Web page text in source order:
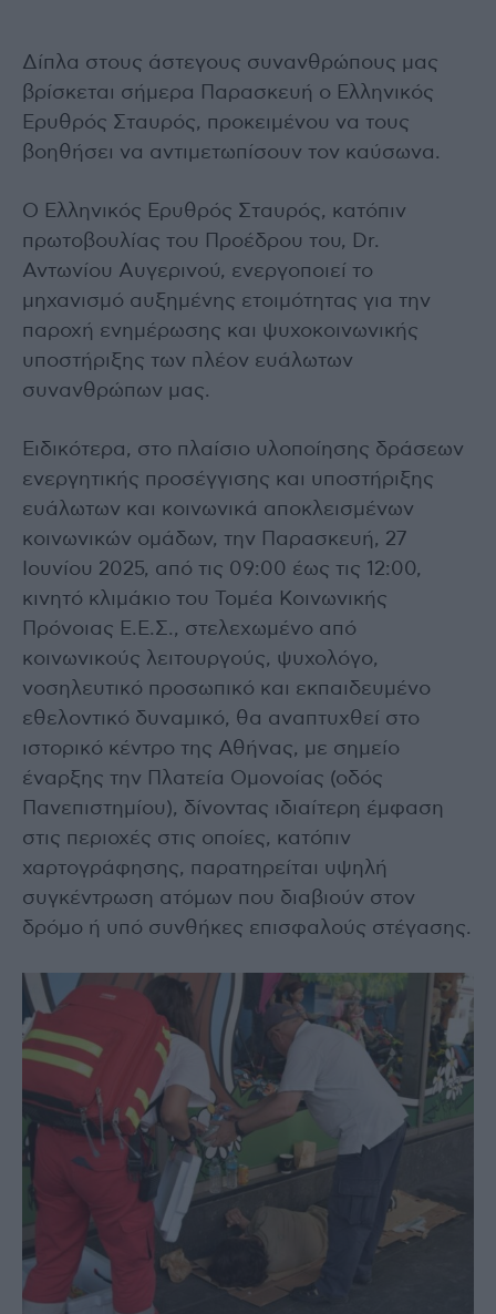
Δίπλα στους άστεγους συνανθρώπους μας
βρίσκεται σήμερα Παρασκευή ο Ελληνικός
Ερυθρός Σταυρός, προκειμένου να τους
βοηθήσει να αντιμετωπίσουν τον καύσωνα.
Ο Ελληνικός Ερυθρός Σταυρός, κατόπιν
πρωτοβουλίας του Προέδρου του, Dr.
Αντωνίου Αυγερινού, ενεργοποιεί το
μηχανισμό αυξημένης ετοιμότητας για την
παροχή ενημέρωσης και ψυχοκοινωνικής
υποστήριξης των πλέον ευάλωτων
συνανθρώπων μας.
Ειδικότερα, στο πλαίσιο υλοποίησης δράσεων
ενεργητικής προσέγγισης και υποστήριξης
ευάλωτων και κοινωνικά αποκλεισμένων
κοινωνικών ομάδων, την Παρασκευή, 27
Ιουνίου 2025, από τις 09:00 έως τις 12:00,
κινητό κλιμάκιο του Τομέα Κοινωνικής
Πρόνοιας Ε.Ε.Σ., στελεχωμένο από
κοινωνικούς λειτουργούς, ψυχολόγο,
νοσηλευτικό προσωπικό και εκπαιδευμένο
εθελοντικό δυναμικό, θα αναπτυχθεί στο
ιστορικό κέντρο της Αθήνας, με σημείο
έναρξης την Πλατεία Ομονοίας (οδός
Πανεπιστημίου), δίνοντας ιδιαίτερη έμφαση
στις περιοχές στις οποίες, κατόπιν
χαρτογράφησης, παρατηρείται υψηλή
συγκέντρωση ατόμων που διαβιούν στον
δρόμο ή υπό συνθήκες επισφαλούς στέγασης.